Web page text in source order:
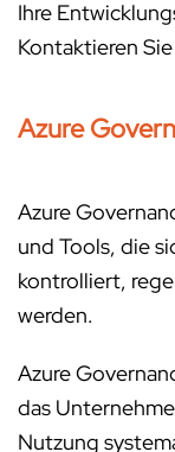
Ihre
Kontaktieren
Azure
Azure
und Tools, die
kontrolliert,
werden.
Azure
das
Nutzung